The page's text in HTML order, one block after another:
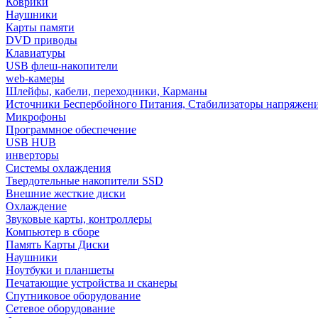
Наушники
Карты памяти
DVD приводы
Клавиатуры
USB флеш-накопители
web-камеры
Шлейфы, кабели, переходники, Карманы
Источники Беспербойного Питания, Стабилизаторы
Микрофоны
Программное обеспечение
USB HUB
инверторы
Системы охлаждения
Твердотельные накопители SSD
Внешние жесткие диски
Охлаждение
Звуковые карты, контроллеры
Компьютер в сборе
Память Карты Диски
Наушники
Ноутбуки и планшеты
Печатающие устройства и сканеры
Спутниковое оборудование
Сетевое оборудование